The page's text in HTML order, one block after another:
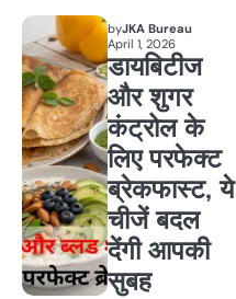
byJKA Bureau
April 1, 2026
डायबिटीज
और शुगर
कंट्रोल के
लिए परफेक्ट
ब्रेकफास्ट, ये
चीजें बदल
देंगी आपकी
सुबह